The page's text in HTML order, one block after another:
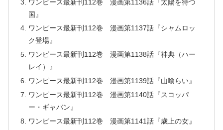
ワンピース最新刊112巻 漫画第1136話『太陽を待つ
国』
ワンピース最新刊112巻 漫画第1137話『シャムロッ
ク登場』
ワンピース最新刊112巻 漫画第1138話『神典（ハー
レイ）』
ワンピース最新刊112巻 漫画第1139話『山喰らい』
ワンピース最新刊112巻 漫画第1140話『スコッパ
ー・ギャバン』
ワンピース最新刊112巻 漫画第1141話『歳上の女』